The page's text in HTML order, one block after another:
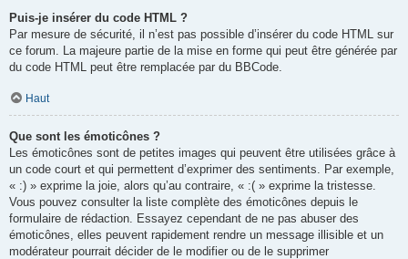
Puis-je insérer du code HTML ?
Par mesure de sécurité, il n’est pas possible d’insérer du code HTML sur
ce forum. La majeure partie de la mise en forme qui peut être générée par
du code HTML peut être remplacée par du BBCode.
Haut
Que sont les émoticônes ?
Les émoticônes sont de petites images qui peuvent être utilisées grâce à
un code court et qui permettent d’exprimer des sentiments. Par exemple,
« :) » exprime la joie, alors qu’au contraire, « :( » exprime la tristesse.
Vous pouvez consulter la liste complète des émoticônes depuis le
formulaire de rédaction. Essayez cependant de ne pas abuser des
émoticônes, elles peuvent rapidement rendre un message illisible et un
modérateur pourrait décider de le modifier ou de le supprimer